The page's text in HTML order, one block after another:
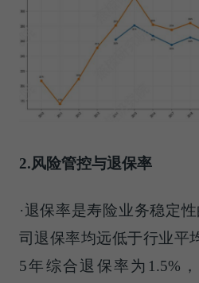
2.风险管控与退保率
·退保率是寿险业务稳定
司退保率均远低于行业平
5年综合退保率为1.5%